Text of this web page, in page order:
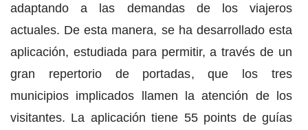
adaptando a las demandas de los viajeros
actuales. De esta manera, se ha desarrollado esta
aplicación, estudiada para permitir, a través de un
gran repertorio de portadas, que los tres
municipios implicados llamen la atención de los
visitantes. La aplicación tiene 55 points de guías